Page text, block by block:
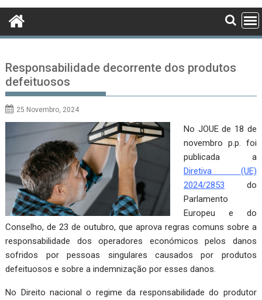
Responsabilidade decorrente dos produtos
defeituosos
25 Novembro, 2024
No JOUE de 18 de
novembro p.p. foi
publicada a
Diretiva (UE)
2024/2853
do
Parlamento
Europeu e do
Conselho, de 23 de outubro, que aprova regras comuns sobre a
responsabilidade dos operadores económicos pelos danos
sofridos por pessoas singulares causados por produtos
defeituosos e sobre a indemnização por esses danos.
No Direito nacional o regime da responsabilidade do produtor